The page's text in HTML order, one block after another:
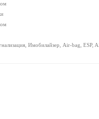
Имобилайзер, Air-bag, ESP,